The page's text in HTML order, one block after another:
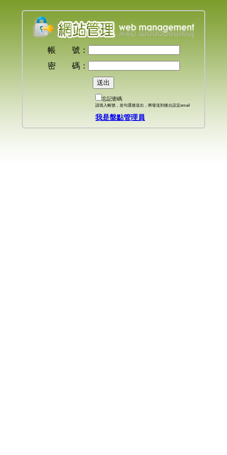
帳 號：
密 碼：
忘記密碼
請填入帳號，並勾選後送出，將發送到後台設定email
我是盤點管理員